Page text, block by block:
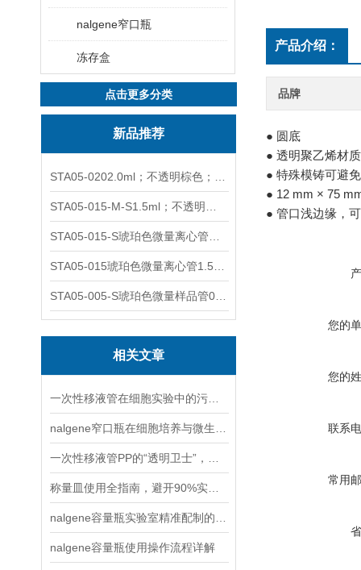
nalgene窄口瓶
冻存盒
点击更多分类
新品推荐
相关文章
nalgene容量瓶使用操作流程详解
产品介绍：
品牌
● 圆底
● 透明聚乙烯材质
● 特殊模铸可避
● 12 mm × 75
● 管口浅边缘，
您的
您的
联系
常用